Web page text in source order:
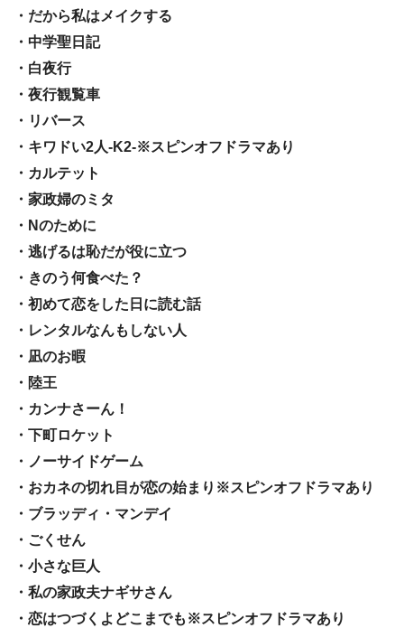
・だから私はメイクする
・中学聖日記
・白夜行
・夜行観覧車
・リバース
・キワドい2人-K2-※スピンオフドラマあり
・カルテット
・家政婦のミタ
・Nのために
・逃げるは恥だが役に立つ
・きのう何食べた？
・初めて恋をした日に読む話
・レンタルなんもしない人
・凪のお暇
・陸王
・カンナさーん！
・下町ロケット
・ノーサイドゲーム
・おカネの切れ目が恋の始まり※スピンオフドラマあり
・ブラッディ・マンデイ
・ごくせん
・小さな巨人
・私の家政夫ナギサさん
・恋はつづくよどこまでも※スピンオフドラマあり